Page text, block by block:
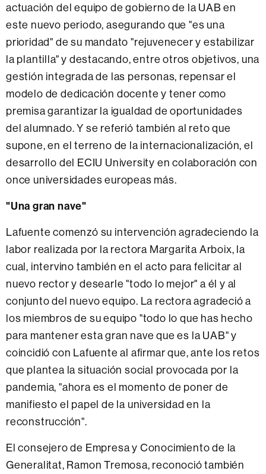
actuación del equipo de gobierno de la UAB en
este nuevo periodo, asegurando que "es una
prioridad" de su mandato "rejuvenecer y estabilizar
la plantilla" y destacando, entre otros objetivos, una
gestión integrada de las personas, repensar el
modelo de dedicación docente y tener como
premisa garantizar la igualdad de oportunidades
del alumnado. Y se referió también al reto que
supone, en el terreno de la internacionalización, el
desarrollo del ECIU University en colaboración con
once universidades europeas más.
"Una gran nave"
Lafuente comenzó su intervención agradeciendo la
labor realizada por la rectora Margarita Arboix, la
cual, intervino también en el acto para felicitar al
nuevo rector y desearle "todo lo mejor" a él y al
conjunto del nuevo equipo. La rectora agradeció a
los miembros de su equipo "todo lo que has hecho
para mantener esta gran nave que es la UAB" y
coincidió con Lafuente al afirmar que, ante los retos
que plantea la situación social provocada por la
pandemia, "ahora es el momento de poner de
manifiesto el papel de la universidad en la
reconstrucción".
El consejero de Empresa y Conocimiento de la
Generalitat, Ramon Tremosa, reconoció también